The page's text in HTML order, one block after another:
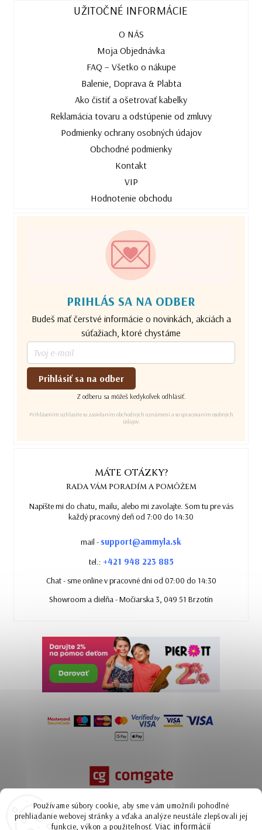
Používame súbory cookie, aby sme vám umožnili pohodlné
prehliadanie webovej stránky a vďaka analýze neustále zlepšovali jej
funkcie, výkon a použiteľnosť. Viac informácií
UŽITOČNÉ INFORMÁCIE
O NÁS
Moja Objednávka
FAQ – Všetko o nákupe
Balenie, Doprava & Plabta
Ako čistiť a ošetrovať kabelky
Reklamácia tovaru a odstúpenie od zmluvy
Podmienky ochrany osobných údajov
Obchodné podmienky
Kontakt
VIP
Hodnotenie obchodu
PRIHLÁS SA NA ODBER
Budeš mať čerstvé informácie o novinkách, akciách a
súťažiach, ktoré chystáme
Prihlásiť sa na odber
Z odberu sa môžeš kedykoľvek odhlásiť.
Prihlásením súhlasíte so zasielaním obchodných oznámení a so spracovaním osobných
údajov.
MÁTE OTÁZKY?
RADA VÁM PORADÍM A POMÔŽEM
Napíšte mi do chatu, mailu, alebo mi zavolajte. Som tu pre vás
každý pracovný deň od 7:00 do 14:30
mail - support@ammyla.sk
tel.: +421 948 223 885
Chat - sme online v pracovné dni od 07:00 do 14:30
Showroom a dielňa - Močiarska 3, 049 51 Brzotín